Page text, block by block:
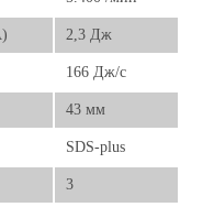
2,3 Дж
166 Дж/с
43 мм
SDS-plus
3